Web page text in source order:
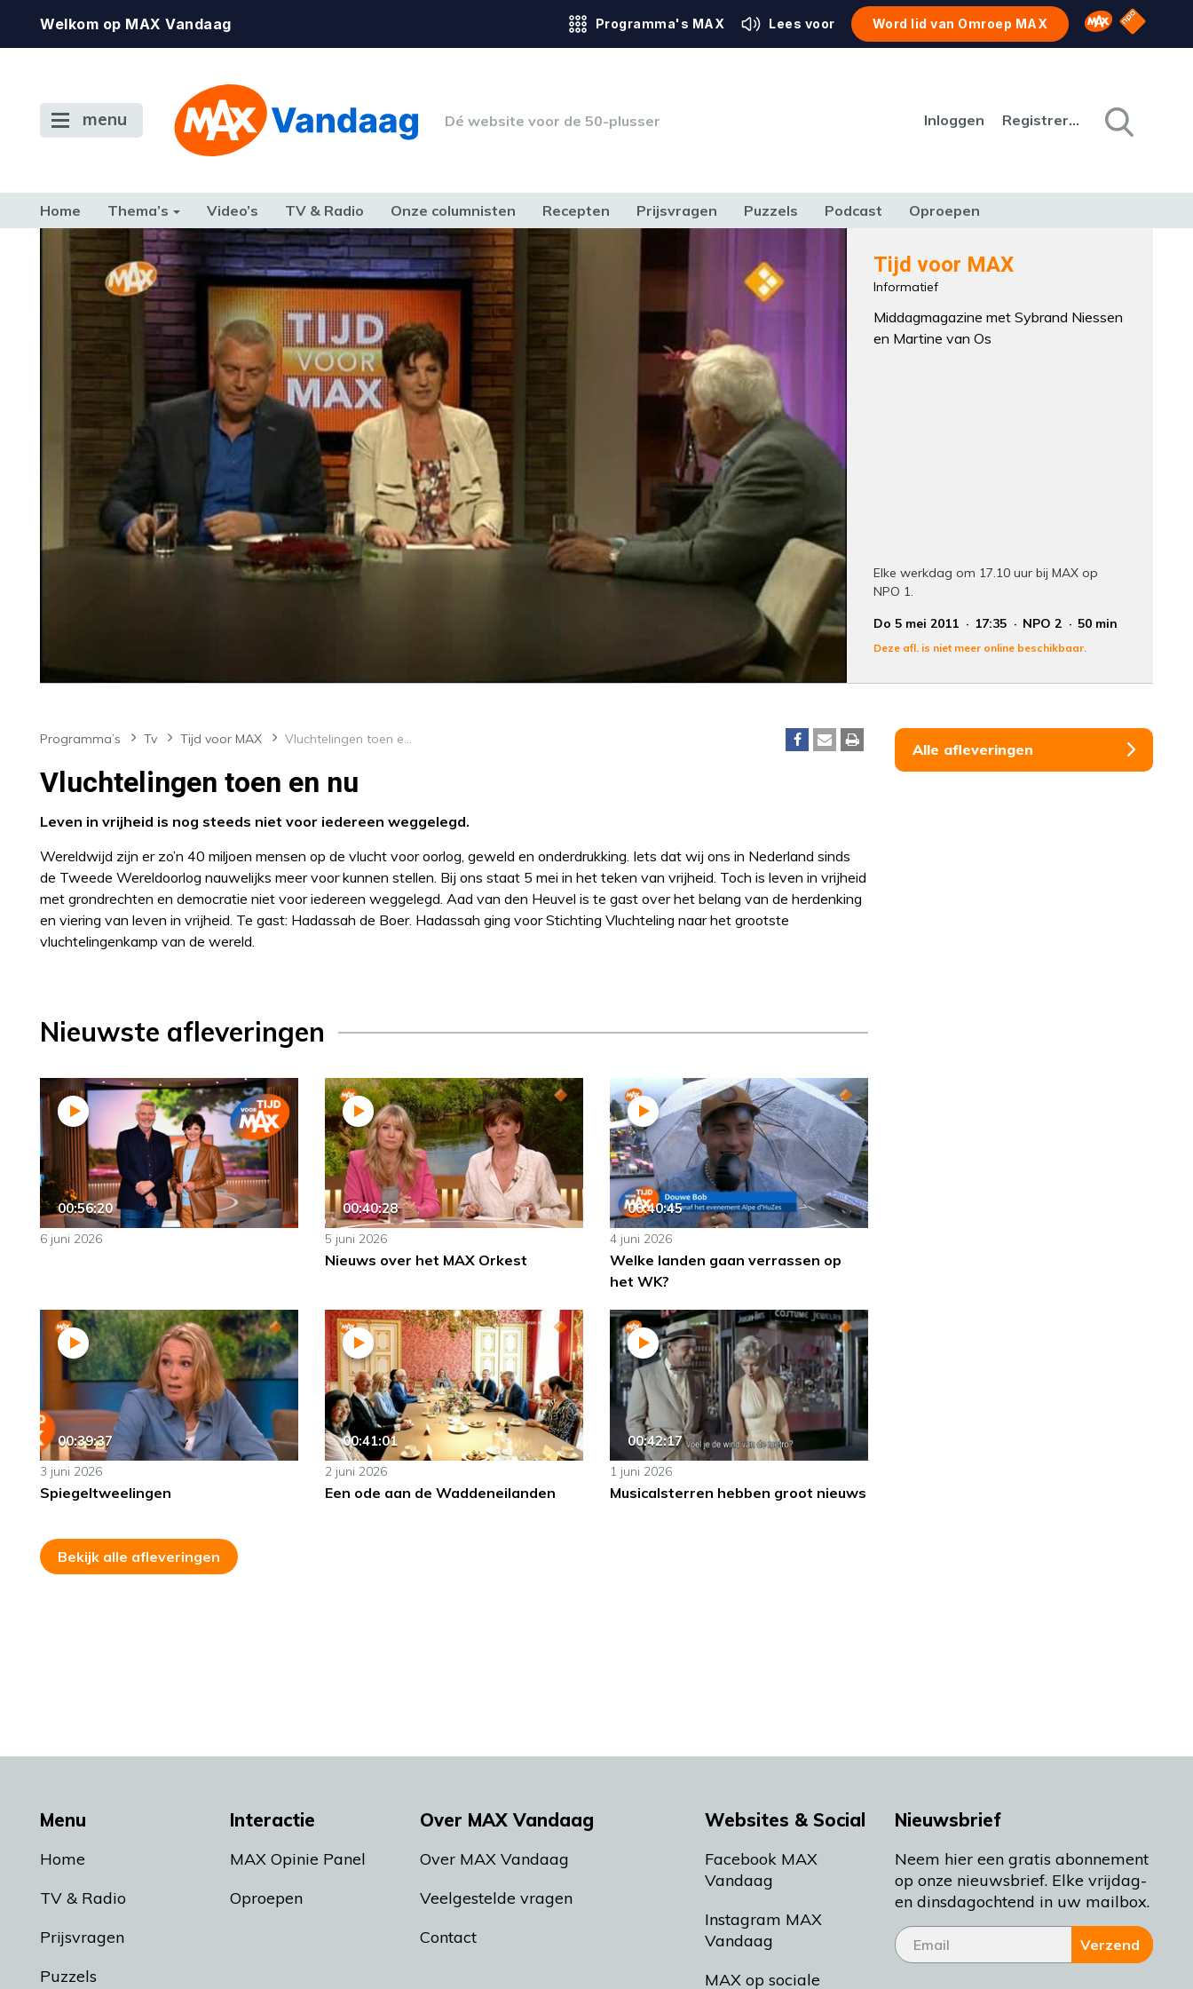
Welkom op MAX Vandaag Programma's MAX Lees voor Word lid van Omroep MAX Omroep MAX
NPO
menu Dé website voor de 50-plusser Inloggen Registreren
Home Thema’s Video’s TV & Radio Onze columnisten Recepten Prijsvragen Puzzels Podcast Oproepen
CONSUMENT ETEN & DRINKEN FAMILIE & RELATIE GELD, WERK & RECHT GEZONDHEID & SPORT
TERUG NAAR TOEN Tijd voor MAX
Informatief
Middagmagazine met Sybrand Niessen
en Martine van Os
Elke werkdag om 17.10 uur bij MAX op
NPO 1.
Do 5 mei 2011
17:35 NPO 2 50 min
Deze afl. is niet meer online beschikbaar.
Programma’s Tv Tijd voor MAX Vluchtelingen toen en nu
Vluchtelingen toen en nu
Leven in vrijheid is nog steeds niet voor iedereen weggelegd.
Wereldwijd zijn er zo’n 40 miljoen mensen op de vlucht voor oorlog, geweld en onderdrukking. Iets dat wij ons in Nederland sinds
de Tweede Wereldoorlog nauwelijks meer voor kunnen stellen. Bij ons staat 5 mei in het teken van vrijheid. Toch is leven in vrijheid
met grondrechten en democratie niet voor iedereen weggelegd. Aad van den Heuvel is te gast over het belang van de herdenking
en viering van leven in vrijheid. Te gast: Hadassah de Boer. Hadassah ging voor Stichting Vluchteling naar het grootste
vluchtelingenkamp van de wereld.
Nieuwste afleveringen
00:56:20
6 juni 2026
00:40:28
5 juni 2026
Nieuws over het MAX Orkest
00:40:45
4 juni 2026
Welke landen gaan verrassen op
het WK?
00:39:37
3 juni 2026
Spiegeltweelingen
00:41:01
2 juni 2026
Een ode aan de Waddeneilanden
00:42:17
1 juni 2026
Musicalsterren hebben groot nieuws
Bekijk alle afleveringen
Alle afleveringen
Menu
Home
TV & Radio
Prijsvragen
Puzzels
Interactie
MAX Opinie Panel
Oproepen
Over MAX Vandaag
Over MAX Vandaag
Veelgestelde vragen
Contact
Websites & Social
Facebook MAX
Vandaag
Instagram MAX
Vandaag
MAX op sociale
Nieuwsbrief
Neem hier een gratis abonnement
op onze nieuwsbrief. Elke vrijdag-
en dinsdagochtend in uw mailbox.
Verzend